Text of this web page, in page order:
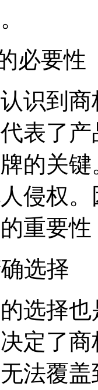
必要性
识到
表了
的关
侵权
重要
选择
选择
定了
法覆